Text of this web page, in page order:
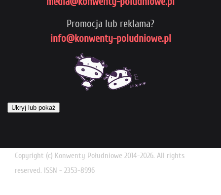
Promocja lub reklama?
info@konwenty-poludniowe.pl
Ukryj lub pokaż
Copyright (c) Konwenty Południowe 2014-2026. All rights
reserved. ISSN - 2353-8996